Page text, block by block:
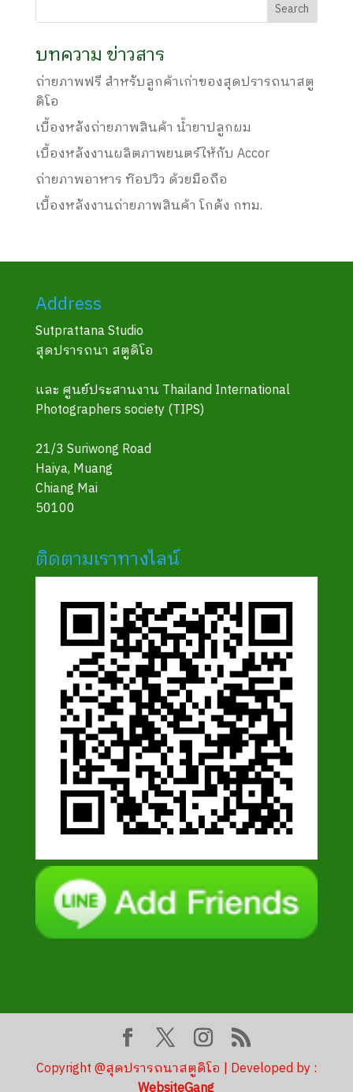
บทความ ข่าวสาร
ถ่ายภาพฟรี สำหรับลูกค้าเก่าของสุดปรารถนาสตู
ดิโอ
เบื้องหลังถ่ายภาพสินค้า น้ำยาปลูกผม
เบื้องหลังงานผลิตภาพยนตร์ให้กับ Accor
ถ่ายภาพอาหาร ท๊อปวิว ด้วยมือถือ
เบื้องหลังงานถ่ายภาพสินค้า โกดัง กทม.
Address
Sutprattana Studio
สุดปรารถนา สตูดิโอ
และ ศูนย์ประสานงาน Thailand International
Photographers society (TIPS)
21/3 Suriwong Road
Haiya, Muang
Chiang Mai
50100
ติดตามเราทางไลน์
Copyright @สุดปรารถนาสตูดิโอ | Developed by :